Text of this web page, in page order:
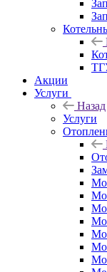
Акции
Услуги
Назад
Услуги